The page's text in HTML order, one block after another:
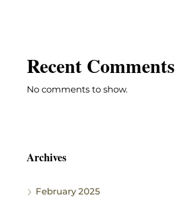
Recent Comments
No comments to show.
Archives
February 2025